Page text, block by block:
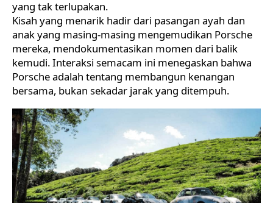
yang tak terlupakan.
Kisah yang menarik hadir dari pasangan ayah dan
anak yang masing-masing mengemudikan Porsche
mereka, mendokumentasikan momen dari balik
kemudi. Interaksi semacam ini menegaskan bahwa
Porsche adalah tentang membangun kenangan
bersama, bukan sekadar jarak yang ditempuh.